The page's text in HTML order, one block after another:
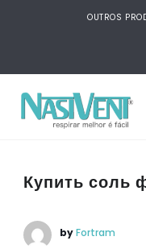
OUTROS
Купить соль
byFortram